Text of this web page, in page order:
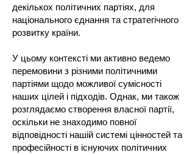
декількох політичних партіях, для
національного єднання та стратегічного
розвитку країни.
У цьому контексті ми активно ведемо
перемовини з різними політичними
партіями щодо можливої сумісності
наших цілей і підходів. Однак, ми також
розглядаємо створення власної партії,
оскільки не знаходимо повної
відповідності нашій системі цінностей та
професійності в існуючих політичних